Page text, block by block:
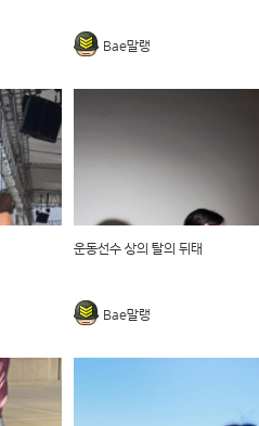
Bae말랭
운동선수 상의 탈의 뒤태
Bae말랭